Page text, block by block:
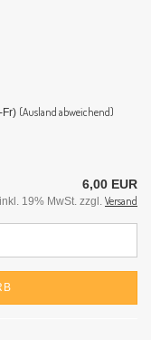
Fr) (Ausland abweichend)
6,00 EUR
inkl. 19% MwSt. zzgl. Versand